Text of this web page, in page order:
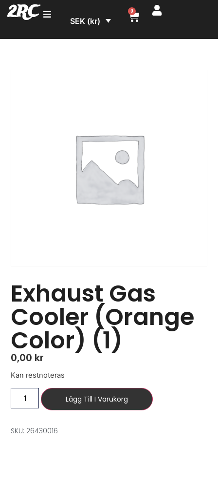
2RC SEK (kr)
0
Exhaust Gas
Cooler (Orange
Color) (1)
0,00 kr
Kan restnoteras
Lägg Till I Varukorg
SKU: 26430016